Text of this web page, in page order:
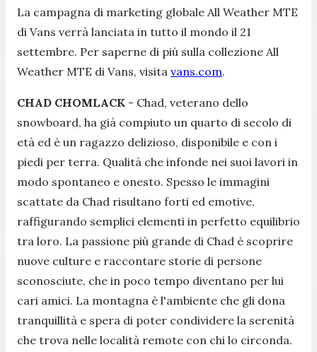
La campagna di marketing globale All Weather MTE
di Vans verrà lanciata in tutto il mondo il 21
settembre. Per saperne di più sulla collezione All
Weather MTE di Vans, visita vans.com.
CHAD CHOMLACK - Chad, veterano dello
snowboard, ha già compiuto un quarto di secolo di
età ed è un ragazzo delizioso, disponibile e con i
piedi per terra. Qualità che infonde nei suoi lavori in
modo spontaneo e onesto. Spesso le immagini
scattate da Chad risultano forti ed emotive,
raffigurando semplici elementi in perfetto equilibrio
tra loro. La passione più grande di Chad è scoprire
nuove culture e raccontare storie di persone
sconosciute, che in poco tempo diventano per lui
cari amici. La montagna è l'ambiente che gli dona
tranquillità e spera di poter condividere la serenità
che trova nelle località remote con chi lo circonda.